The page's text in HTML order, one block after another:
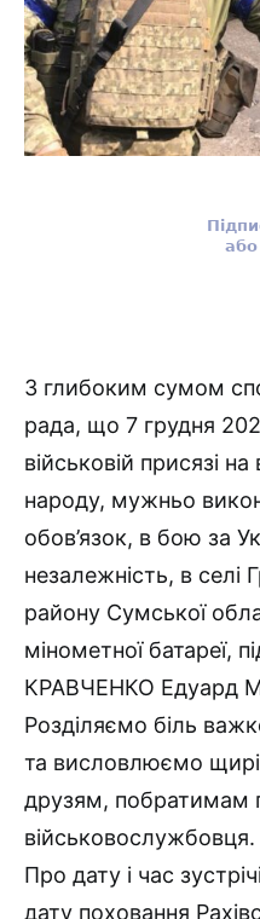
З глибоким сумом
рада, що 7 грудня
військовій присязі
народу, мужньо
обов’язок, в бою за
незалежність, в селі
району Сумської
мінометної батареї,
КРАВЧЕНКО Едуард
Розділяємо біль
та висловлюємо щирі
друзям, побратимам
військовослужбовця.
Про дату і час
дату поховання